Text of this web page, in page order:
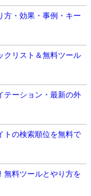
方・効果・事例・キー
クリスト＆無料ツール
テーション・最新の外
トの検索順位を無料で
無料ツールとやり方を